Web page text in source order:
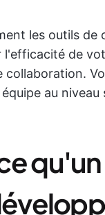
les outils
l'efficacité de
collaboration.
au niveau